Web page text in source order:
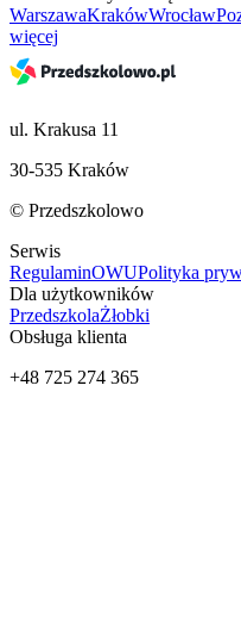
WarszawaKrakówWrocław
więcej
ul. Krakusa 11
30-535 Kraków
© Przedszkolowo
Serwis
RegulaminOWUPolityka
Dla użytkowników
PrzedszkolaŻłobki
Obsługa klienta
+48 725 274 365